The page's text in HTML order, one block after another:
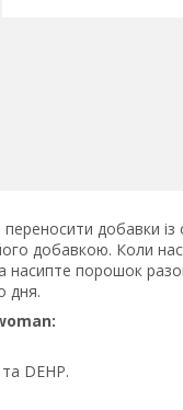
добавки
добавкою. Коли
насипте порошок
дня.
DEHP.